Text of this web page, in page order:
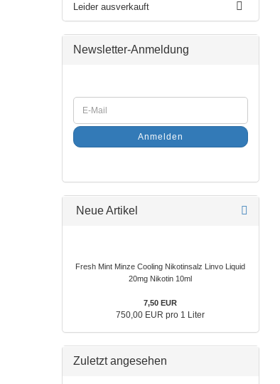
Leider ausverkauft
Newsletter-Anmeldung
Anmelden
Neue Artikel
Fresh Mint Minze Cooling Nikotinsalz Linvo Liquid
20mg Nikotin 10ml
7,50 EUR
750,00 EUR pro 1 Liter
Zuletzt angesehen